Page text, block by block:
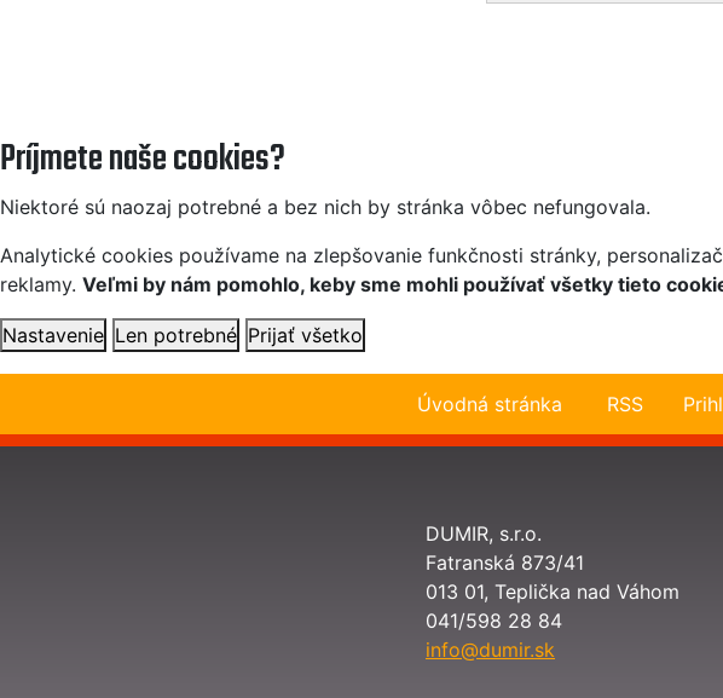
Úvod RSS
DUMIR, s.r.o.
Fatranská 873/41
013 01, Teplička nad Váhom
041/598 28 84
info@dumir.sk
Príjmete naše cookies?
Niektoré sú naozaj potrebné a bez nich by stránka vôbec nefungovala.
Analytické cookies používame na zlepšovanie funkčnosti stránky,
reklamy. Veľmi by nám pomohlo, keby sme mohli používať všetky tieto
Nastavenie Len potrebné Prijať všetko